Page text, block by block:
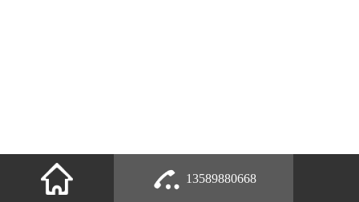
13589880668